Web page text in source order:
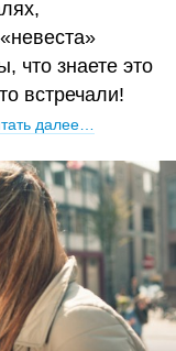
что знаете это
встречали!
далее…